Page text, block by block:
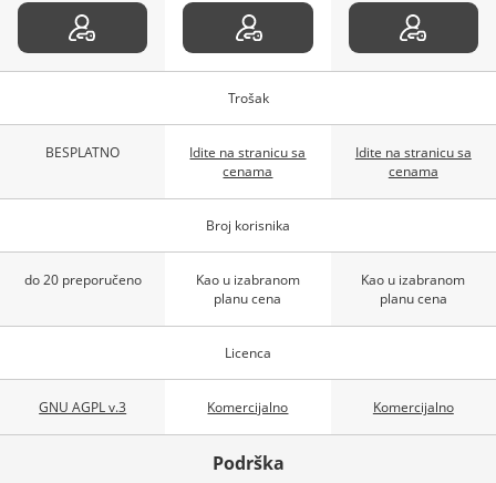
Trošak
BESPLATNO
Idite na stranicu sa
cenama
Idite na stranicu sa
cenama
Broj korisnika
do 20 preporučeno
Kao u izabranom
planu cena
Kao u izabranom
planu cena
Licenca
GNU AGPL v.3 Komercijalno Komercijalno
Podrška